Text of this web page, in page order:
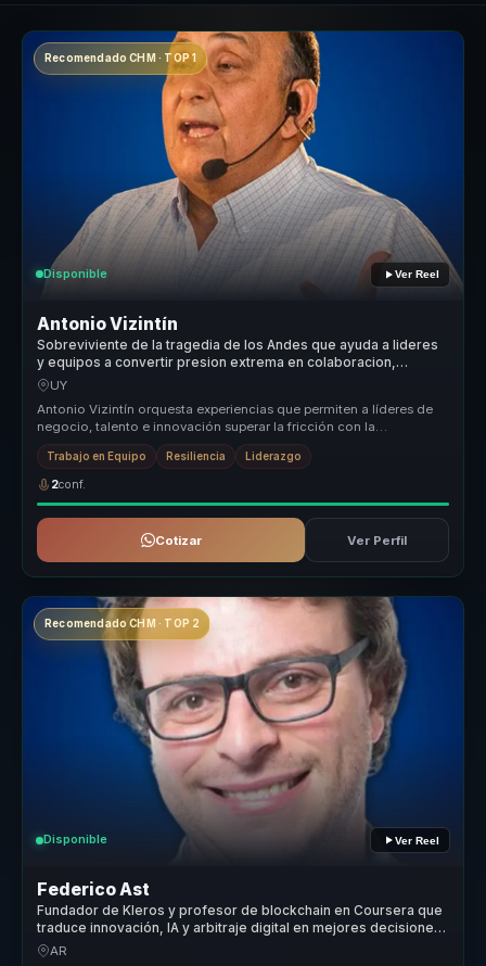
Recomendado CHM · TOP 1
Disponible Ver Reel
Antonio Vizintín
Sobreviviente de la tragedia de los Andes que ayuda a lideres
y equipos a convertir presion extrema en colaboracion,
resiliencia y liderazgo en crisis.
UY
Antonio Vizintín orquesta experiencias que permiten a líderes de
negocio, talento e innovación superar la fricción con la
inteligencia ar...
Trabajo en Equipo Resiliencia Liderazgo
2conf.
Cotizar Ver Perfil
Recomendado CHM · TOP 2
Disponible Ver Reel
Federico Ast
Fundador de Kleros y profesor de blockchain en Coursera que
traduce innovación, IA y arbitraje digital en mejores decisiones
para líderes.
AR